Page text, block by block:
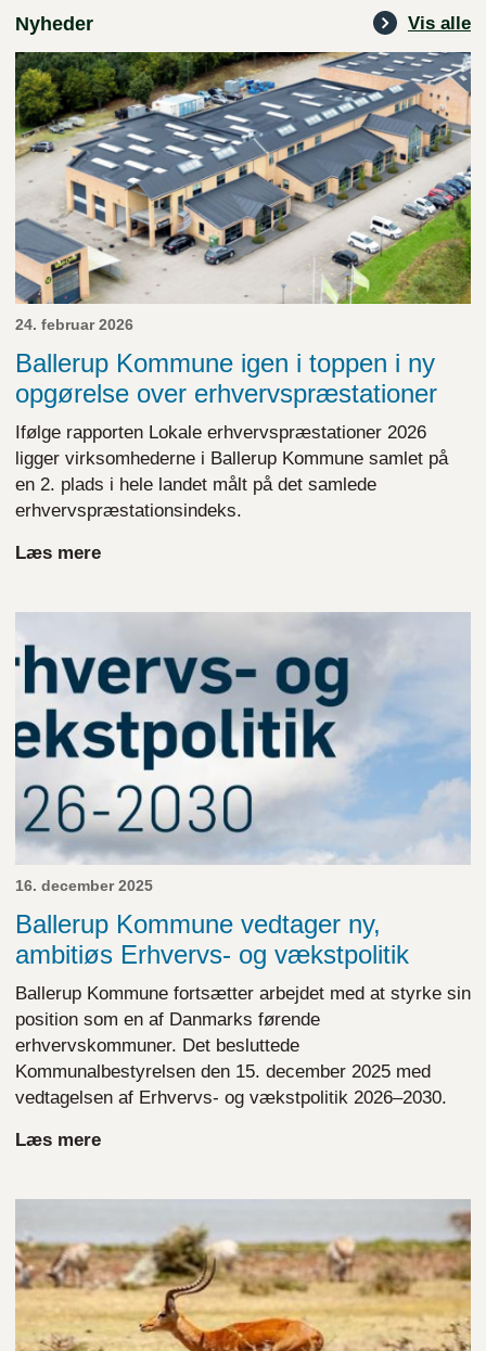
Nyheder Vis alle
24. februar 2026
Ballerup Kommune igen i toppen i ny
opgørelse over erhvervspræstationer
Ifølge rapporten Lokale erhvervspræstationer 2026
ligger virksomhederne i Ballerup Kommune samlet på
en 2. plads i hele landet målt på det samlede
erhvervspræstationsindeks.
Læs mere
16. december 2025
Ballerup Kommune vedtager ny,
ambitiøs Erhvervs- og vækstpolitik
Ballerup Kommune fortsætter arbejdet med at styrke sin
position som en af Danmarks førende
erhvervskommuner. Det besluttede
Kommunalbestyrelsen den 15. december 2025 med
vedtagelsen af Erhvervs- og vækstpolitik 2026–2030.
Læs mere